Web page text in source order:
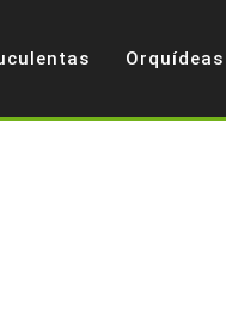
Orquídeas